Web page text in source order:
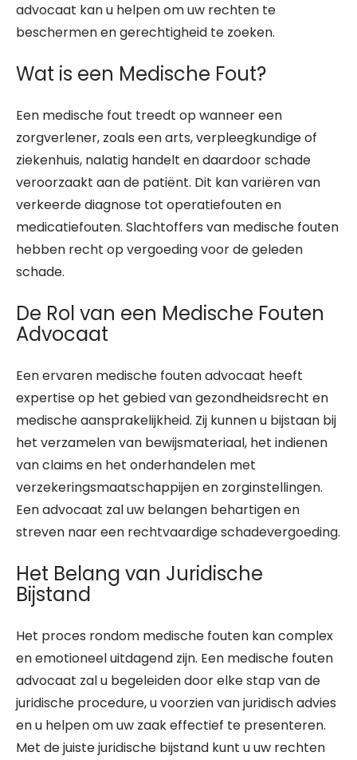
advocaat kan u helpen om uw rechten te
beschermen en gerechtigheid te zoeken.
Wat is een Medische Fout?
Een medische fout treedt op wanneer een
zorgverlener, zoals een arts, verpleegkundige of
ziekenhuis, nalatig handelt en daardoor schade
veroorzaakt aan de patiënt. Dit kan variëren van
verkeerde diagnose tot operatiefouten en
medicatiefouten. Slachtoffers van medische fouten
hebben recht op vergoeding voor de geleden
schade.
De Rol van een Medische Fouten
Advocaat
Een ervaren medische fouten advocaat heeft
expertise op het gebied van gezondheidsrecht en
medische aansprakelijkheid. Zij kunnen u bijstaan bij
het verzamelen van bewijsmateriaal, het indienen
van claims en het onderhandelen met
verzekeringsmaatschappijen en zorginstellingen.
Een advocaat zal uw belangen behartigen en
streven naar een rechtvaardige schadevergoeding.
Het Belang van Juridische
Bijstand
Het proces rondom medische fouten kan complex
en emotioneel uitdagend zijn. Een medische fouten
advocaat zal u begeleiden door elke stap van de
juridische procedure, u voorzien van juridisch advies
en u helpen om uw zaak effectief te presenteren.
Met de juiste juridische bijstand kunt u uw rechten